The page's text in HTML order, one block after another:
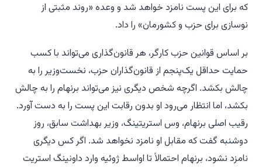
که برای این پست نامزد خواهد شد و وعده «روند مثبتی از
نوسازی برای حزب و کشورمان» را داد.
بر اساس قوانین حزب کارگر، هر قانون‌گذاری می‌تواند با کسب
حمایت حداقل یک‌پنجم از قانون‌گذاران حزب، نخست‌وزیر را به
چالش بکشد. اگرچه شخص دیگری نیز می‌تواند برنهام را به چالش
بکشد، اما انتظار می‌رود او بدون رقابت این پست را به دست آورد.
رقیب اصلی برنهام، وس استریتینگ، وزیر بهداشت سابق، روز
دوشنبه گفت که مقابل او نامزد نخواهد شد. اگر کس دیگری
نامزد نشود، برنهام احتمالاً تا اواسط ژوئیه وارد داونینگ استریت